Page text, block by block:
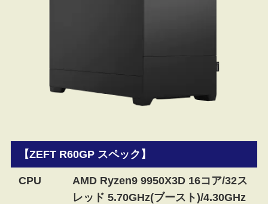
【ZEFT R60GP スペック】
CPU
AMD Ryzen9 9950X3D 16コア/32ス
レッド 5.70GHz(ブースト)/4.30GHz